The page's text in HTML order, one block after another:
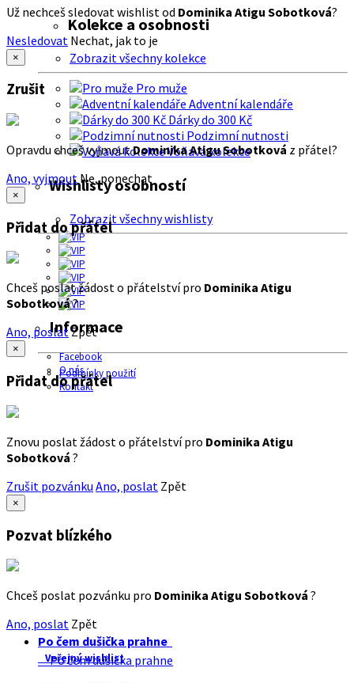
Kolekce a osobnosti
Zobrazit všechny kolekce
Pro muže
Adventní kalendáře
Dárky do 300 Kč
Podzimní nutnosti
Voňavá kolekce
Wishlisty osobností
Zobrazit všechny wishlisty
Informace
Facebook
O nás
Podmínky použití
Kontakt
Už nechceš sledovat wishlist od Dominika Atigu Sobotková?
Nesledovat Nechat, jak to je
×
Zrušit
Opravdu chceš vyjmoutDominika Atigu Sobotková z přátel?
Ano, vyjmout Ne, ponechat
×
Přidat do přátel
Chceš poslat žádost o přátelství pro Dominika Atigu
Sobotková?
Ano, poslatZpět
×
Přidat do přátel
Znovu poslat žádost o přátelství pro Dominika Atigu
Sobotková ?
Zrušit pozvánku Ano, poslat Zpět
×
Pozvat blízkého
Chceš poslat pozvánku pro Dominika Atigu Sobotková ?
Ano, poslat Zpět
Po čem dušička prahne
Veřejný wishlist
Po čem dušička prahne